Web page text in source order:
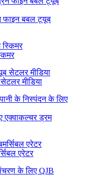
फाइन बबल ट्यूब
मीडिया
एक्वाकल्चर ड्रम
एरेटर